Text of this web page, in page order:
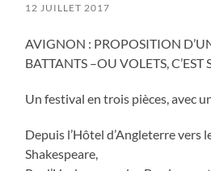
12 JUILLET 2017
AVIGNON : PROPOSITION
BATTANTS –OU VOLETS, C’EST
Un festival en trois pièces, avec
Depuis l’Hôtel d’Angleterre vers
Shakespeare,